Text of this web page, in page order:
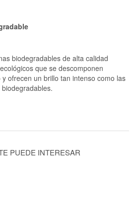
biodegradables de alta calidad
que se descomponen
ofrecen un brillo tan intenso como las
PUEDE INTERESAR